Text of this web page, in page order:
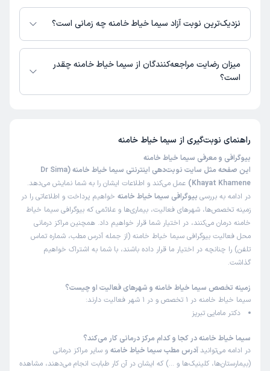
در حال حاضر اطلاعاتی درباره ارائه ویزیت آنلاین توسط سیما خیاط خامنه در
دسترس نیست. برای دریافت اطلاعات دقیق‌تر، لطفاً با مطب تماس بگیرید.
نزدیک‌ترین نوبت آزاد سیما خیاط خامنه چه زمانی است؟
زمان نوبت‌دهی و پذیرش بیماران با هماهنگی مطب مشخص می‌شود.
میزان رضایت مراجعه‌کنندگان از سیما خیاط خامنه چقدر
است؟
راهنمای نوبت‌گیری از سیما خیاط خامنه
بیوگرافی و معرفی سیما خیاط خامنه
این صفحه مثل سایت نوبت‌دهی اینترنتی سیما خیاط خامنه (Dr Sima
Khayat Khamene)
عمل می‌کند و اطلاعات ایشان را به شما نمایش می‌دهد.
در ادامه به بررسی بیوگرافی سیما خیاط خامنه خواهیم پرداخت و اطلاعاتی را در
زمینه تخصص‌ها، شهرهای فعالیت، بیماری‌ها و علائمی که بیوگرافی سیما خیاط
خامنه درمان می‌کنند، در اختیار شما قرار خواهیم داد. همچنین مراکز درمانی
محل فعالیت بیوگرافی سیما خیاط خامنه (از جمله آدرس مطب، شماره تماس
تلفن) را چنانچه در اختیار ما قرار داده باشند، با شما به اشتراک خواهیم
گذاشت.
زمینه تخصص سیما خیاط خامنه و شهرهای فعالیت او چیست؟
سیما خیاط خامنه در 1 تخصص و در 1 شهر فعالیت دارند:
دکتر مامایی تبریز
سیما خیاط خامنه در کجا و کدام مرکز درمانی کار می‌کند؟
در ادامه می‌توانید آدرس مطب سیما خیاط خامنه و سایر مراکز درمانی
(بیمارستان‌ها، کلینیک‌ها و …) که ایشان در آن کار طبابت انجام می‌دهند، مشاهده